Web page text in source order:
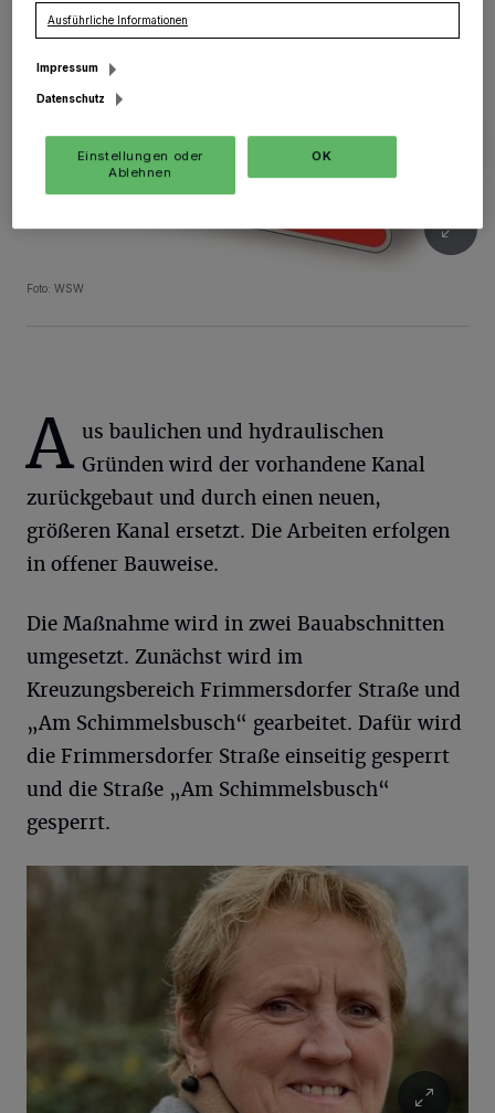
Foto: WSW
A us baulichen und hydraulischen
Gründen wird der vorhandene Kanal
zurückgebaut und durch einen neuen,
größeren Kanal ersetzt. Die Arbeiten erfolgen
in offener Bauweise.
Die Maßnahme wird in zwei Bauabschnitten
umgesetzt. Zunächst wird im
Kreuzungsbereich Frimmersdorfer Straße und
„Am Schimmelsbusch“ gearbeitet. Dafür wird
die Frimmersdorfer Straße einseitig gesperrt
und die Straße „Am Schimmelsbusch“
gesperrt.
Ausführliche Informationen
Impressum
Datenschutz
Einstellungen oder
Ablehnen
OK